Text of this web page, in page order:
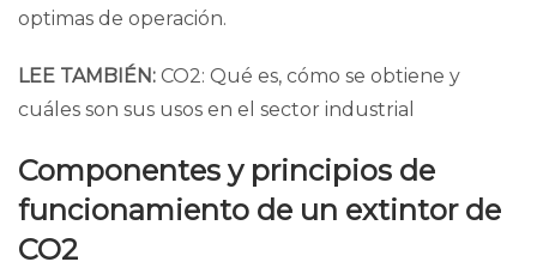
optimas de operación.
LEE TAMBIÉN: CO2: Qué es, cómo se obtiene y
cuáles son sus usos en el sector industrial
Componentes y principios de
funcionamiento de un extintor de
CO2